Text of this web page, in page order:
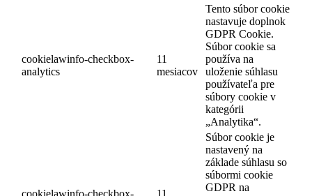
cookielawinfo-checkbox-
analytics
11
mesiacov
Tento súbor cookie
nastavuje doplnok
GDPR Cookie.
Súbor cookie sa
používa na
uloženie súhlasu
používateľa pre
súbory cookie v
kategórii
„Analytika“.
cookielawinfo-checkbox-
11
Súbor cookie je
nastavený na
základe súhlasu so
súbormi cookie
GDPR na